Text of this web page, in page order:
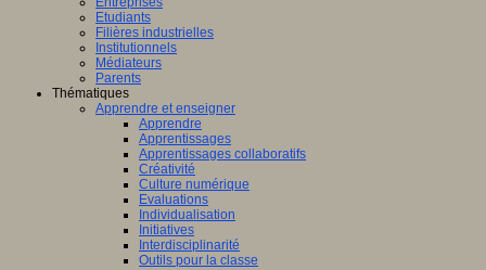
Etudiants
Filières industrielles
Institutionnels
Médiateurs
Parents
Thématiques
Apprendre et enseigner
Apprendre
Apprentissages
Apprentissages collaboratifs
Créativité
Culture numérique
Evaluations
Individualisation
Initiatives
Interdisciplinarité
Outils pour la classe